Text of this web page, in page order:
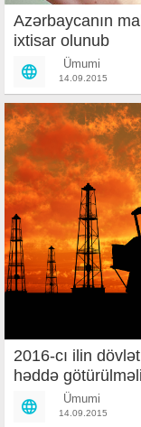
Azərbaycanın
ixtisar olunub
Ümumi
14.09.2015
2016-cı ilin
həddə
Ümumi
14.09.2015